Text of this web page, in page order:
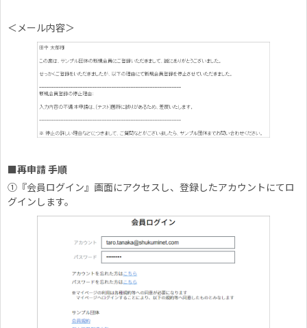
＜メール内容＞
■再申請 手順
①『会員ログイン』画面にアクセスし、登録したアカウントにてロ
グインします。